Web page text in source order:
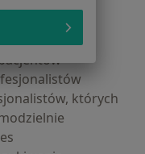
których